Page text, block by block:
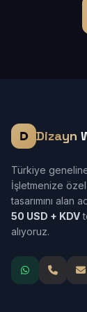
Dizayn
Türkiye
İşletmenize
tasarımını alan
50 USD + KDV
alıyoruz.